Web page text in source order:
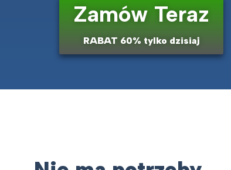
Zamów Teraz
RABAT 60% tylko dzisiaj